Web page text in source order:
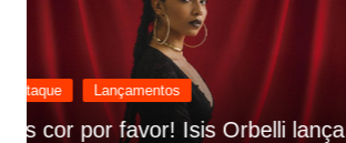
Destaque Lançamentos
Rashid vai buscar nos HQs as